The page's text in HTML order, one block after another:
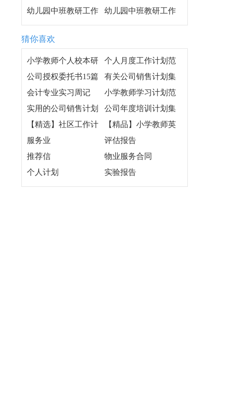
计划
文(15篇)
幼儿园中班教研工作
计划集合14篇
幼儿园中班教研工作
计划集锦14篇
猜你喜欢
小学教师个人校本研
修计划(11篇)
个人月度工作计划范
文
公司授权委托书15篇
有关公司销售计划集
锦8篇
会计专业实习周记
小学教师学习计划范
文汇总6篇
实用的公司销售计划
模板六篇
公司年度培训计划集
合十篇
【精选】社区工作计
划汇总6篇
【精品】小学教师英
语工作计划3篇
服务业
评估报告
推荐信
物业服务合同
个人计划
实验报告